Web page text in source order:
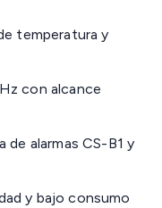
temperatura y
con alcance
alarmas CS-B1 y
y bajo consumo